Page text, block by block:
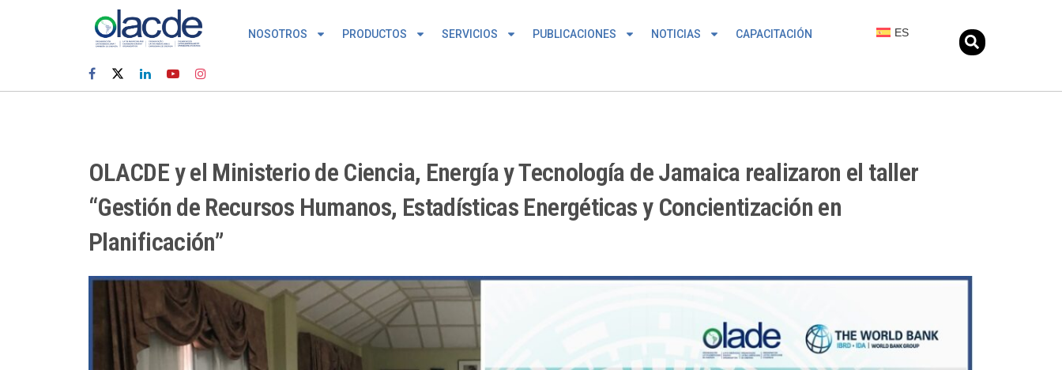
NOSOTROS PRODUCTOS SERVICIOS PUBLICACIONES NOTICIAS CAPACITACIÓN ES
OLACDE y el Ministerio de Ciencia, Energía y Tecnología de Jamaica realizaron el taller
“Gestión de Recursos Humanos, Estadísticas Energéticas y Concientización en
Planificación”